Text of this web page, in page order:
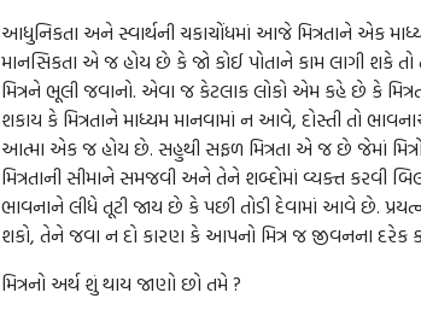
આધુનિકતા અને સ્વાર્થની ચકાચોંધમાં આજે મિત્રતાને એક
માનસિકતા એ જ હોય છે કે જો કોઈ પોતાને કામ લાગી શકે
મિત્રને ભૂલી જવાનો. એવા જ કેટલાક લોકો એમ કહે છે કે
શકાય કે મિત્રતાને માધ્યમ માનવામાં ન આવે, દોસ્તી
આત્મા એક જ હોય છે. સહુથી સફળ મિત્રતા એ જ છે જેમાં
મિત્રતાની સીમાને સમજવી અને તેને શબ્દોમાં વ્યક્ત કરવી
ભાવનાને લીધે તૂટી જાય છે કે પછી તોડી દેવામાં આવે છે.
શકો, તેને જવા ન દો કારણ કે આપનો મિત્ર જ જીવનના
મિત્રનો અર્થ શું થાય જાણો છો તમે ?